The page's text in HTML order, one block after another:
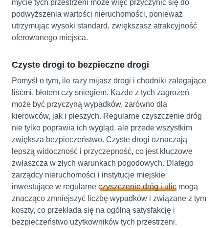
mycie tych przestrzeni może więc przyczynić się do
podwyższenia wartości nieruchomości, ponieważ
utrzymując wysoki standard, zwiększasz atrakcyjność
oferowanego miejsca.
Czyste drogi to bezpieczne drogi
Pomyśl o tym, ile razy mijasz drogi i chodniki zalegające
liśćmi, błotem czy śniegiem. Każde z tych zagrożeń
może być przyczyną wypadków, zarówno dla
kierowców, jak i pieszych. Regularne czyszczenie dróg
nie tylko poprawia ich wygląd, ale przede wszystkim
zwiększa bezpieczeństwo. Czyste drogi oznaczają
lepszą widoczność i przyczepność, co jest kluczowe
zwłaszcza w złych warunkach pogodowych. Dlatego
zarządcy nieruchomości i instytucje miejskie
inwestujące w regularne czyszczenie dróg i ulic mogą
znacząco zmniejszyć liczbę wypadków i związane z tym
koszty, co przekłada się na ogólną satysfakcję i
bezpieczeństwo użytkowników tych przestrzeni.